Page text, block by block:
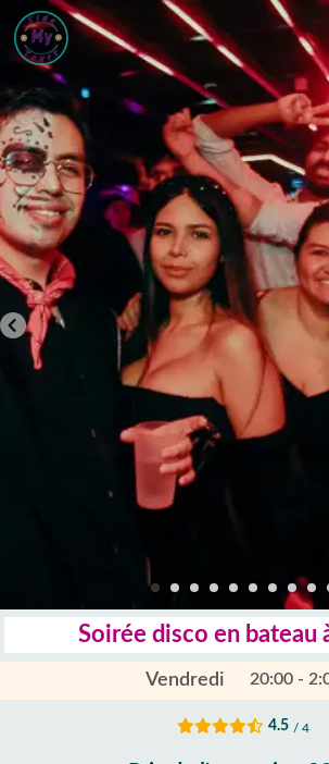
Soirée disco en bateau
Vendredi 20:00 -
4.5 / 4